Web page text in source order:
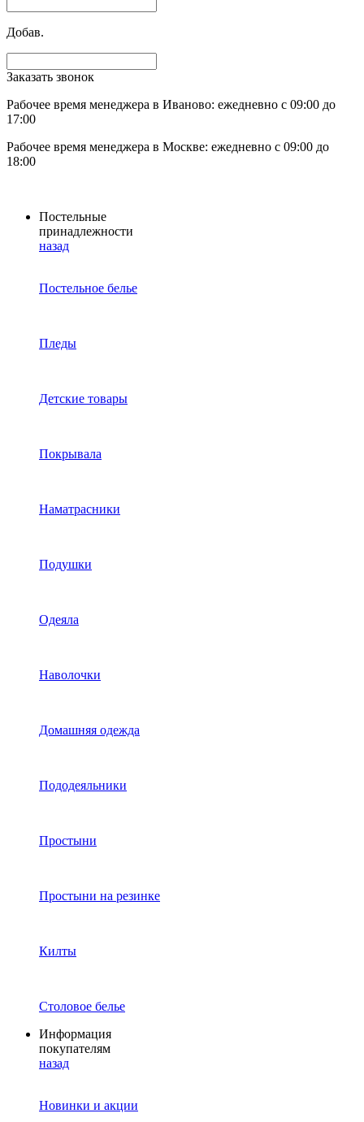
Добав.
Заказать звонок
Рабочее время менеджера в Иваново: ежедневно с 09:00 до
17:00
Рабочее время менеджера в Москве: ежедневно с 09:00 до
18:00
Постельные
принадлежности
назад
Постельное белье
Пледы
Детские товары
Покрывала
Наматрасники
Подушки
Одеяла
Наволочки
Домашняя одежда
Пододеяльники
Простыни
Простыни на резинке
Килты
Столовое белье
Информация
покупателям
назад
Новинки и акции